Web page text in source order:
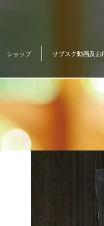
ショップ サブスク動画及お